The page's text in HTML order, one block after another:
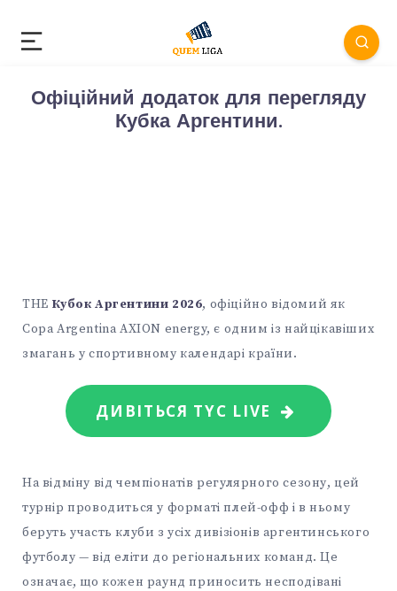
Офіційний додаток для перегляду
Кубка Аргентини.
THE Кубок Аргентини 2026, офіційно відомий як
Copa Argentina AXION energy, є одним із найцікавіших
змагань у спортивному календарі країни.
ДИВІТЬСЯ TYC LIVE
На відміну від чемпіонатів регулярного сезону, цей
турнір проводиться у форматі плей-офф і в ньому
беруть участь клуби з усіх дивізіонів аргентинського
футболу — від еліти до регіональних команд. Це
означає, що кожен раунд приносить несподівані